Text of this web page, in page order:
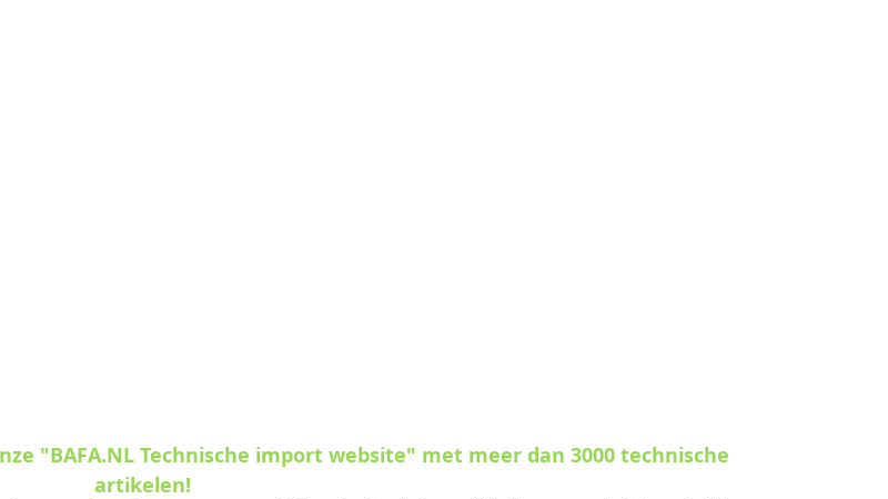
"BAFA.NL Technische import website" met meer dan 3000 technische
artikelen!